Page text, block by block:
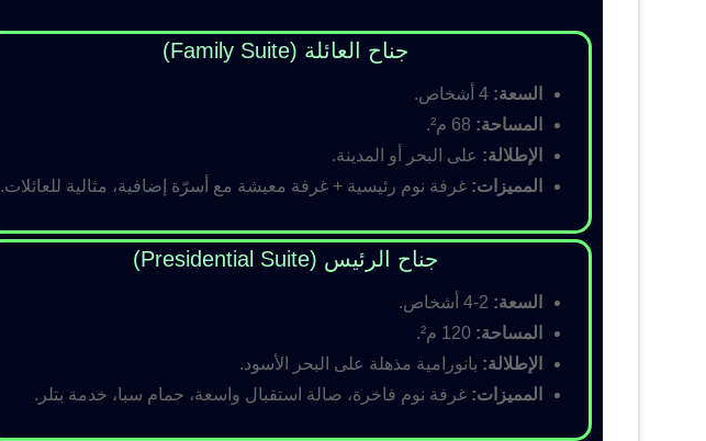
جناح العائلة (Family Suite)
السعة:
المساحة:
الإطلالة: على البحر أو المدينة.
المميزات: غرفة نوم رئيسية + غرفة معيشة مع أسرّة إضافية، مثالية للعائلات.
جناح الرئيس (Presidential Suite)
السعة:
المساحة:
الإطلالة: بانورامية مذهلة على البحر الأسود.
المميزات: غرفة نوم فاخرة، صالة استقبال واسعة، حمام سبا، خدمة بتلر.